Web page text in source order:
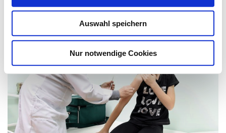
Auswahl speichern
Nur notwendige Cookies